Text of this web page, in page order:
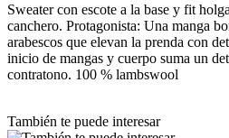
Sweater con escote a la base y fit
canchero. Protagonista: Una manga
arabescos que elevan la prenda con
inicio de mangas y cuerpo suma un
contratono. 100 % lambswool
También te puede interesar